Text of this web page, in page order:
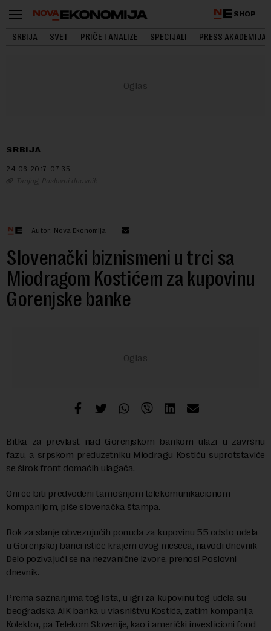
SHOP
SRBIJA SVET PRIČE I ANALIZE SPECIJALI PRESS AKADEMIJA
SRBIJA
24.06.2017. 07:35
Tanjug, Poslovni dnevnik
Autor: Nova Ekonomija
Slovenački biznismeni u trci sa
Miodragom Kostićem za kupovinu
Gorenjske banke
Bitka za prevlast nad Gorenjskom bankom ulazi u završnu
fazu, a srpskom preduzetniku Miodragu Kostiću suprotstaviće
se širok front domaćih ulagača.
Oni će biti predvođeni tamošnjom telekomunikacionom
kompanijom, piše slovenačka štampa.
Rok za slanje obvezujućih ponuda za kupovinu 55 odsto udela
u Gorenjskoj banci ističe krajem ovog meseca, navodi dnevnik
Delo pozivajući se na nezvanične izvore, prenosi Poslovni
dnevnik.
Prema saznanjima tog lista, u igri za kupovinu tog udela su
beogradska AIK banka u vlasništvu Kostića, zatim kompanija
Kolektor, pa Telekom Slovenije, kao i američki investicioni fond